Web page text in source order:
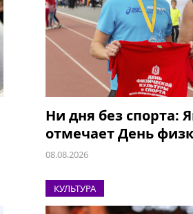
Ни дня без спорта:
отмечает День
08.08.2026
КУЛЬТУРА